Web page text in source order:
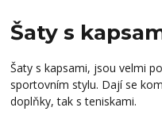
Šaty s
Šaty s kapsami, jsou velmi
sportovním stylu. Dají se
doplňky, tak s teniskami.